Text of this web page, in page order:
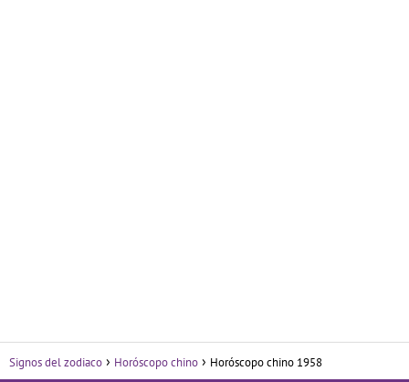
Signos del zodiaco Horóscopo chino Horóscopo chino 1958